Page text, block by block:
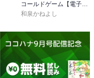
コールドゲーム【電子版特典かきおろし付き】
和泉かねよし